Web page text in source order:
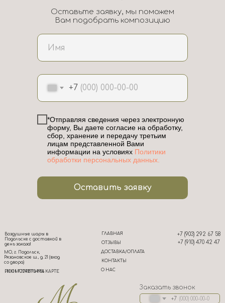
+7
*Отправляя сведения через электронную
форму, Вы даете согласие на обработку,
сбор, хранение и передачу третьим
лицам представленной Вами
информации на условиях Политики
обработки персональных данных.
Оставить заявку
Оставьте заявку, мы поможем
Вам подобрать композицию
ОТЗЫВЫ
ГЛАВНАЯ
ДОСТАВКА/ОПЛАТА
О НАС
КОНТАКТЫ
+7 (903) 292 67 58
+7 (910) 470 42 47
Воздушные шары в
Подольске с доставкой в
день заказа!
МО, г. Подольск,
Рязановское ш., д. 21 (вход
со двора)
ИНН 772439704956
ПОСМОТРЕТЬ НА КАРТЕ
Заказать звонок
+7